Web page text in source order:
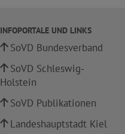
INFOPORTALE UND LINKS
SoVD Bundesverband
SoVD Schleswig-
Holstein
SoVD Publikationen
Landeshauptstadt Kiel